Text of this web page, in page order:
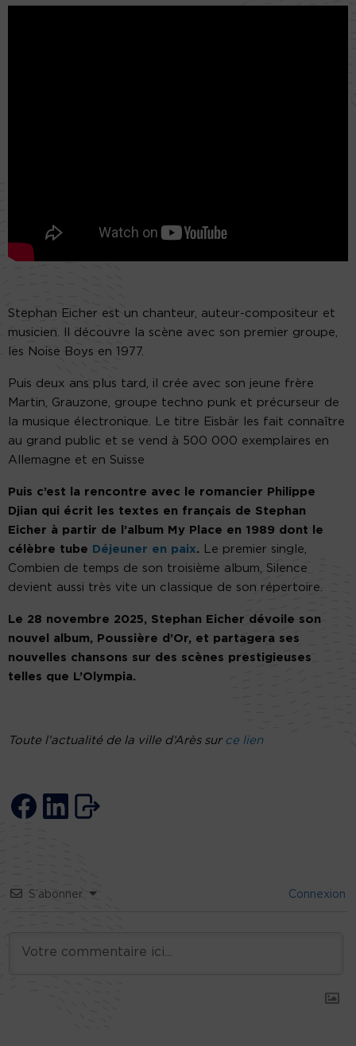
Stephan Eicher est un chanteur, auteur-compositeur et
musicien. ll découvre la scène avec son premier groupe,
les Noise Boys en 1977.
Puis deux ans plus tard, il crée avec son jeune frère
Martin, Grauzone, groupe techno punk et précurseur de
la musique électronique. Le titre Eisbär les fait connaître
au grand public et se vend à 500 000 exemplaires en
Allemagne et en Suisse
Puis c’est la rencontre avec le romancier Philippe
Djian qui écrit les textes en français de Stephan
Eicher à partir de l’album My Place en 1989 dont le
célèbre tube Déjeuner en paix. Le premier single,
Combien de temps de son troisième album, Silence
devient aussi très vite un classique de son répertoire.
Le 28 novembre 2025, Stephan Eicher dévoile son
nouvel album, Poussière d’Or, et partagera ses
nouvelles chansons sur des scènes prestigieuses
telles que L’Olympia.
Toute l’actualité de la ville d’Arès sur ce lien
S’abonner Connexion